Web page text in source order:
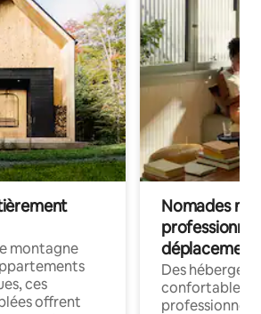
montagne
ces
offrent
Nomades
déplacement
Des
confortables
professionnels